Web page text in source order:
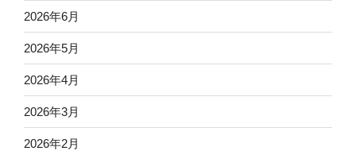
2026年6月
2026年5月
2026年4月
2026年3月
2026年2月